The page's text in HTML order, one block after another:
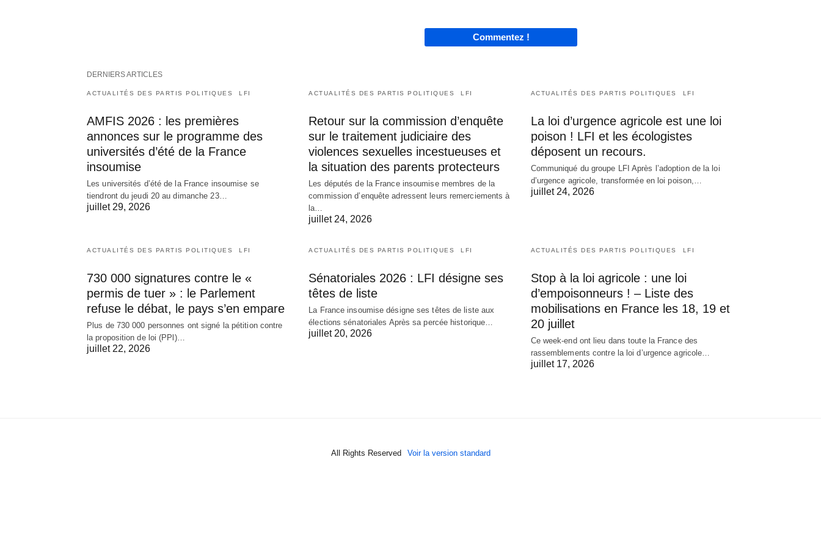
Commentez !
DERNIERS ARTICLES
ACTUALITÉS DES PARTIS POLITIQUES LFI
AMFIS 2026 : les premières
annonces sur le programme des
universités d’été de la France
insoumise
Les universités d’été de la France insoumise se
tiendront du jeudi 20 au dimanche 23…
juillet 29, 2026
ACTUALITÉS DES PARTIS POLITIQUES LFI
Retour sur la commission d’enquête
sur le traitement judiciaire des
violences sexuelles incestueuses et
la situation des parents protecteurs
Les députés de la France insoumise membres de la
commission d’enquête adressent leurs remerciements à
la…
juillet 24, 2026
ACTUALITÉS DES PARTIS POLITIQUES LFI
La loi d’urgence agricole est une loi
poison ! LFI et les écologistes
déposent un recours.
Communiqué du groupe LFI Après l’adoption de la loi
d’urgence agricole, transformée en loi poison,…
juillet 24, 2026
ACTUALITÉS DES PARTIS POLITIQUES LFI
730 000 signatures contre le «
permis de tuer » : le Parlement
refuse le débat, le pays s’en empare
Plus de 730 000 personnes ont signé la pétition contre
la proposition de loi (PPl)…
juillet 22, 2026
ACTUALITÉS DES PARTIS POLITIQUES LFI
Sénatoriales 2026 : LFI désigne ses
têtes de liste
La France insoumise désigne ses têtes de liste aux
élections sénatoriales Après sa percée historique…
juillet 20, 2026
ACTUALITÉS DES PARTIS POLITIQUES LFI
Stop à la loi agricole : une loi
d’empoisonneurs ! – Liste des
mobilisations en France les 18, 19 et
20 juillet
Ce week-end ont lieu dans toute la France des
rassemblements contre la loi d’urgence agricole…
juillet 17, 2026
All Rights Reserved Voir la version standard